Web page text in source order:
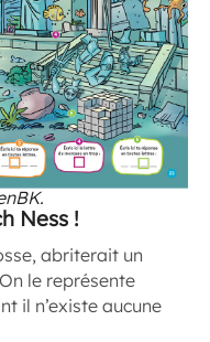
Ness !
abriterait un
On le représente
il n’existe aucune